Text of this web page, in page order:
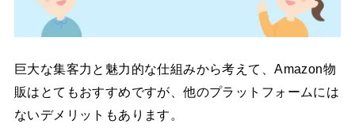
巨大な集客力と魅力的な仕組みから考えて、Amazon物
販はとてもおすすめですが、他のプラットフォームには
ないデメリットもあります。